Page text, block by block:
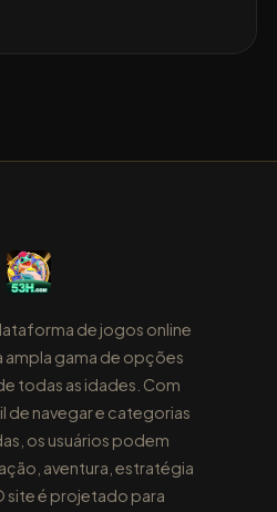
de jogos online
gama de opções
todas as idades. Com
de navegar e categorias
os usuários podem
aventura, estratégia
site é projetado para